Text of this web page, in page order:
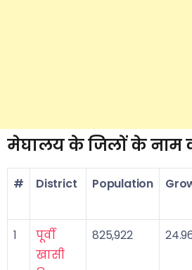
मेघालय के जिलों के नाम
# District Population
1
पूर्वी
खासी
825,922